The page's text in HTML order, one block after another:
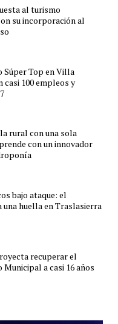
al turismo
su incorporación al
Súper Top en Villa
100 empleos y
rural con una sola
con un innovador
bajo ataque: el
una huella en Traslasierra
recuperar el
a casi 16 años